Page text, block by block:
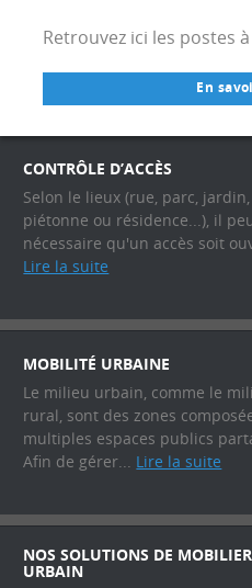
Retrouvez ici les postes
En
CONTRÔLE D’ACCÈS
Selon le lieux (rue, parc,
piétonne ou résidence...), il
nécessaire qu'un accès soit
Lire la suite
MOBILITÉ URBAINE
Le milieu urbain, comme le
rural, sont des zones
multiples espaces publics
Afin de gérer... Lire la suite
NOS SOLUTIONS DE MOBILIER
URBAIN